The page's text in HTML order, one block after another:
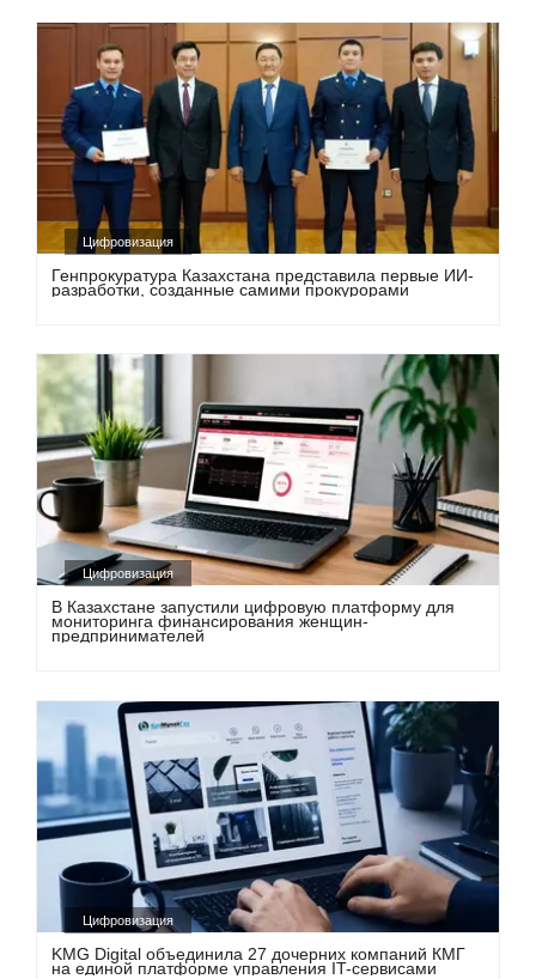
Цифровизация
Генпрокуратура Казахстана представила первые ИИ-
разработки, созданные самими прокурорами
Цифровизация
В Казахстане запустили цифровую платформу для
мониторинга финансирования женщин-
предпринимателей
Цифровизация
KMG Digital объединила 27 дочерних компаний КМГ
на единой платформе управления IT-сервисами